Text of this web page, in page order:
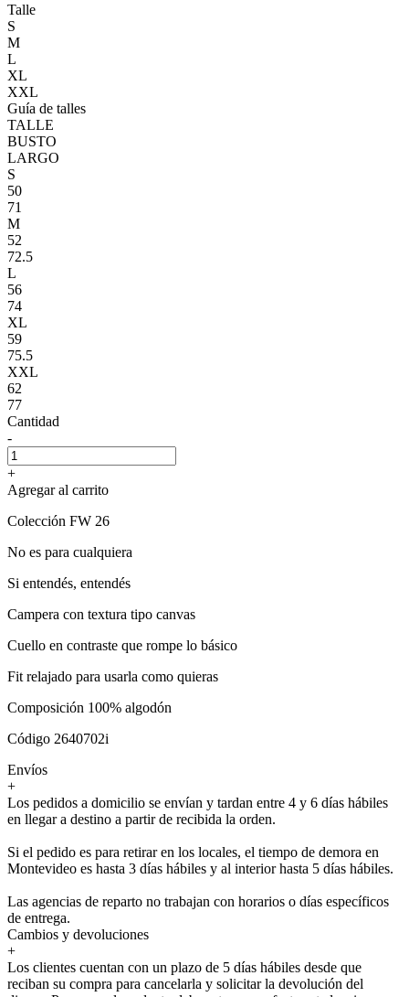
Talle
S
M
L
XL
XXL
Guía de talles
TALLE
BUSTO
LARGO
S
50
71
M
52
72.5
L
56
74
XL
59
75.5
XXL
62
77
Cantidad
-
+
Agregar al carrito
Colección FW 26
No es para cualquiera
Si entendés, entendés
Campera con textura tipo canvas
Cuello en contraste que rompe lo básico
Fit relajado para usarla como quieras
Composición 100% algodón
Código 2640702i
Envíos
+
Los pedidos a domicilio se envían y tardan entre 4 y 6 días hábiles
en llegar a destino a partir de recibida la orden.
Si el pedido es para retirar en los locales, el tiempo de demora en
Montevideo es hasta 3 días hábiles y al interior hasta 5 días hábiles.
Las agencias de reparto no trabajan con horarios o días específicos
de entrega.
Cambios y devoluciones
+
Los clientes cuentan con un plazo de 5 días hábiles desde que
reciban su compra para cancelarla y solicitar la devolución del